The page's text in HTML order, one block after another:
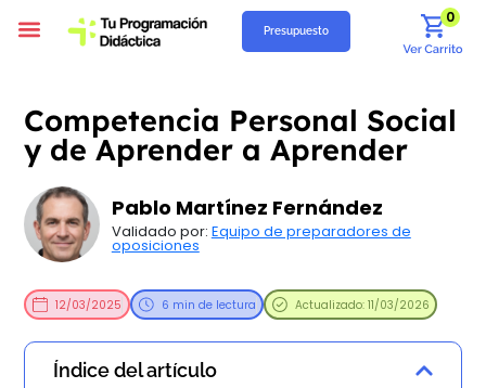
Presupuesto
0
Competencia Personal Social
y de Aprender a Aprender
Pablo Martínez Fernández
Validado por: Equipo de preparadores de
oposiciones
12/03/2025 6 min de lectura Actualizado: 11/03/2026
Índice del artículo